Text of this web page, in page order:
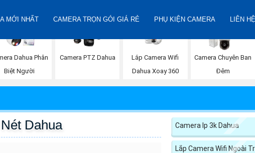
MỚI NHẤT CAMERA TRỌN GÓI GIÁ RẺ PHỤ KIỆN CAMERA LIÊN
Dahua Phân
Biệt Người
Camera PTZ Dahua
Lắp Camera Wifi
Dahua Xoay 360
Camera Chuyên Ban
Đêm
Dahua Camera Ip 3k Dahua
Lắp Camera Wifi Ngoài